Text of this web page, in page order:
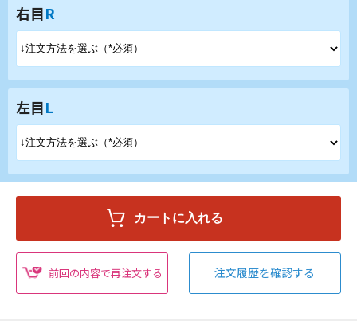
右目R
左目L
前回の内容で再注文する 注文履歴を確認する